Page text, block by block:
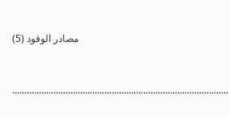
(5) مصادر الوقود
.........................................................................................